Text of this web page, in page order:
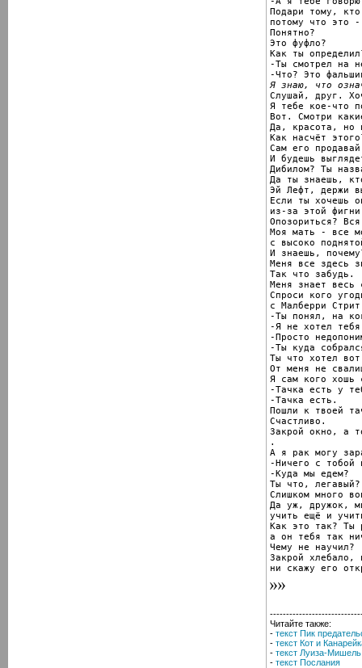
Подари тому,
потому что это
Понятно?
Это фуфло?
Как ты
-Ты смотрел на
Я знаю, что
Слушай, друг.
Я тебе кое-что
Вот. Смотри
Да, красота, но
Как насчёт
Сам его
И будешь
Дибилом? Ты
Да ты знаешь,
Эй Лефт, держи
Если ты хочешь
из-за этой
Опозориться?
Моя мать - все
с высоко
И знаешь,
Меня все здесь
Так что забудь.
Меня знает весь
Спроси кого
с Малберри
-Ты понял, на
-Я не хотел
-Просто
-Ты куда
Ты что хотел
От меня не
Я сам кого хошь
-Тачка есть у
-Тачка есть.
Пошли к твоей
Счастливо.
Закрой окно, а
.
А я рак могу
-Ничего с тобой
-Куда мы едем?
Ты что, легавый?
Слишком много
Да уж, дружок,
учить ещё и
Как это так? Ты
а он тебя так
Чему не научил?
Закрой хлебало,
ни скажу его
Читайте также:
- текст Пик
- текст Кот и
- текст Луиза-Мишель
- текст Послания